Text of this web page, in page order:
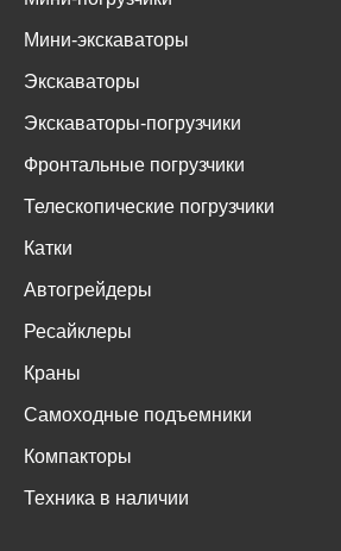
Мини-экскаваторы
Экскаваторы
Экскаваторы-погрузчики
Фронтальные погрузчики
Телескопические погрузчики
Катки
Автогрейдеры
Ресайклеры
Краны
Самоходные подъемники
Компакторы
Техника в наличии